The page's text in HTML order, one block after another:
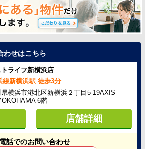
わせはこちら
ライフ新横浜店
線新横浜駅 徒歩3分
横浜市港北区新横浜２丁目5-19AXIS
6階
店舗詳細
話でのお問い合わせ